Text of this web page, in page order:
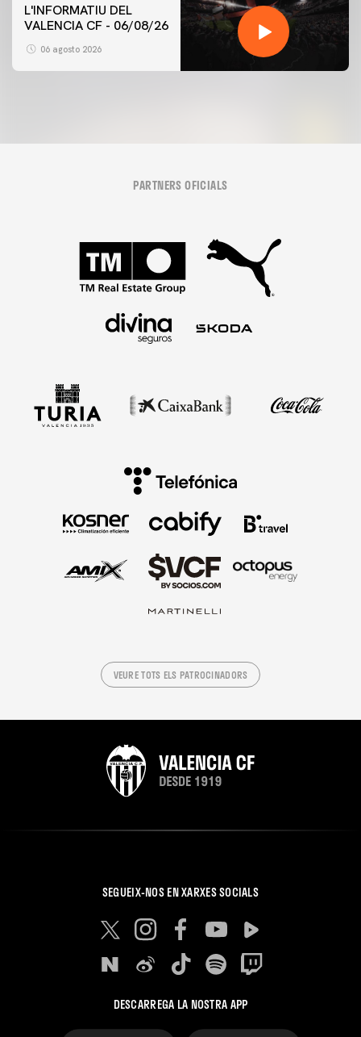
L'INFORMATIU DEL
VALENCIA CF - 06/08/26
06 agosto 2026
PARTNERS OFICIALS
VEURE TOTS ELS PATROCINADORS
SEGUEIX-NOS EN XARXES SOCIALS
DESCARREGA LA NOSTRA APP